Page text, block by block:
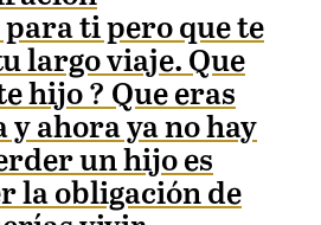
ti pero que te
largo viaje. Que
hijo ? Que eras
y ahora ya no hay
un hijo es
la obligación de